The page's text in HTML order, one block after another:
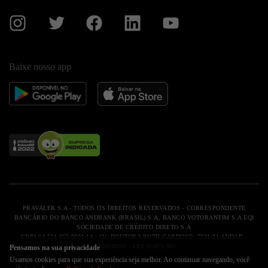
Código de ética
Encontre sua universidade
Formulário de Referência
instagram twitter facebook linkedin youtube
Baixe nosso app
PRAVALER S.A - TODOS OS DIREITOS RESERVADOS - CORRESPONDENTE
BANCÁRIO DO BANCO ANDBANK (BRASIL) S.A, BANCO VOTORANTIM S.A EQI
SOCIEDADE DE CRÉDITO DIRETO S.A
CNPJ 04.531.065/0001-14 - AV. DOUTORA RUTH CARDOSO, 7221-21 ANDAR -
PINHEIROS - CEP:05425-902
Pensamos na sua privacidade
Usamos cookies para que sua experiência seja melhor. Ao continuar navegando, você